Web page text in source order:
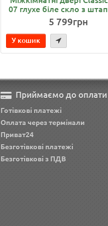
07 глухе біле скло з
5 799грн
У кошик
Приймаємо до оплати
Готівкові платежі
Оплата через термінали
Приват24
Безготівкові платежі
Безготівкові з ПДВ